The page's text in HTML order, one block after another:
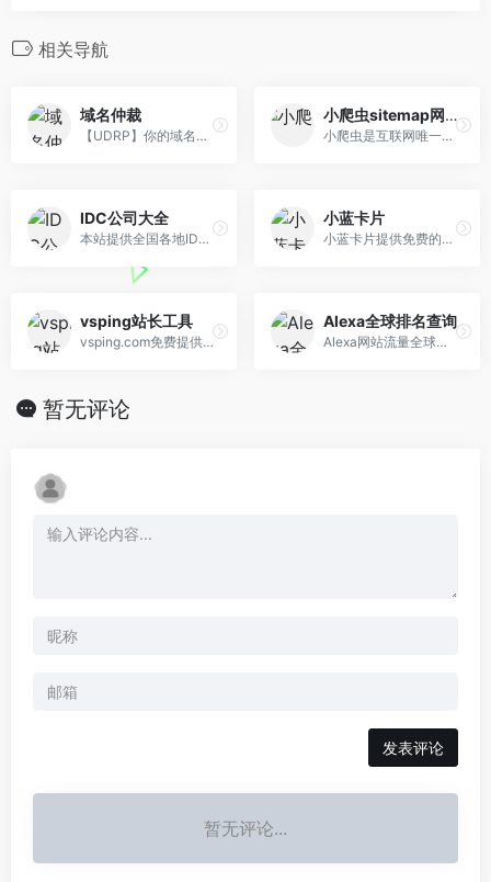
相关导航
域名仲裁
【UDRP】你的域名仲裁管家：专注于为个人站长、企业网络和域名投资者提供国际国内域名侵权,域名裁决,仲裁投诉,域名纠纷等域名争议解决服务。
小爬虫sitemap网站地图生成工具
小爬虫是互联网唯一在线sitemap网站地图制作工具，也是SEO+全网优化交流平台...PS:本团队承接SEO诊断、SEO外包、SEO顾问等服务，欢迎联系客服QQ:3534790242洽谈！
IDC公司大全
本站提供全国各地IDC公司大全
小蓝卡片
小蓝卡片提供免费的微信分享卡片、微信外链卡片、微信聊天与朋友圈分享图文卡片，同时也支持抖音分享图文卡片、抖音跳转微信等功能，且所有卡片无点击次数限制！
vsping站长工具
vsping.com免费提供ping,网站测速,网络测速在线,ping检测,网络速度检测,域名污染检测,域名被墙查询,多地区在线dns查询,路由跟踪查询,ipv6网站测试等功能;网络检测节点覆盖全国各省电信,联通,移动,教育网等。
Alexa全球排名查询
Alexa网站流量全球综合排名查询。免费提供Alexa网站流量排名官方数据查询，中文网站排行榜，官方网站ICP备案信息查询，域名注册信息查询，网站访问量查询，网站浏览量查询，网站排名变化趋势数据每日更新。
暂无评论
发表评论
暂无评论...